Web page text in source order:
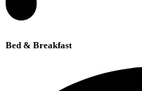
Bed & Breakfast